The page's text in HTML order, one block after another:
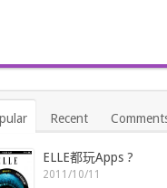
Recent
ELLE都玩Apps ?
2011/10/11